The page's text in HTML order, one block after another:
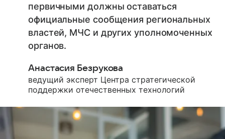
первичными должны оставаться
официальные сообщения региональных
властей, МЧС и других уполномоченных
органов.
Анастасия Безрукова
ведущий эксперт Центра стратегической
поддержки отечественных технологий